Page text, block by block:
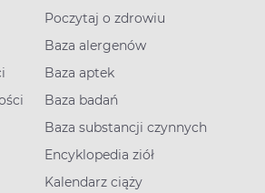
Poczytaj o zdrowiu
Baza alergenów
Baza aptek
Baza badań
Baza substancji czynnych
Encyklopedia ziół
Kalendarz ciąży